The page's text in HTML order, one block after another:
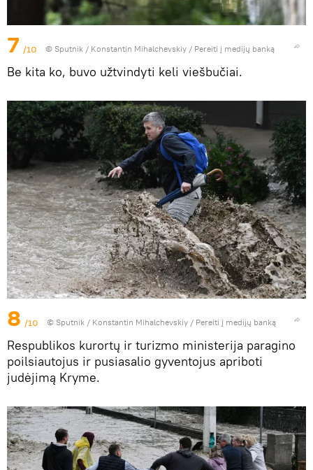
7 /10 © Sputnik / Konstantin Mihalchevskiy / Pereiti į medijų banką
Be kita ko, buvo užtvindyti keli viešbučiai.
8 /10 © Sputnik / Konstantin Mihalchevskiy / Pereiti į medijų banką
Respublikos kurortų ir turizmo ministerija paragino
poilsiautojus ir pusiasalio gyventojus apriboti
judėjimą Kryme.